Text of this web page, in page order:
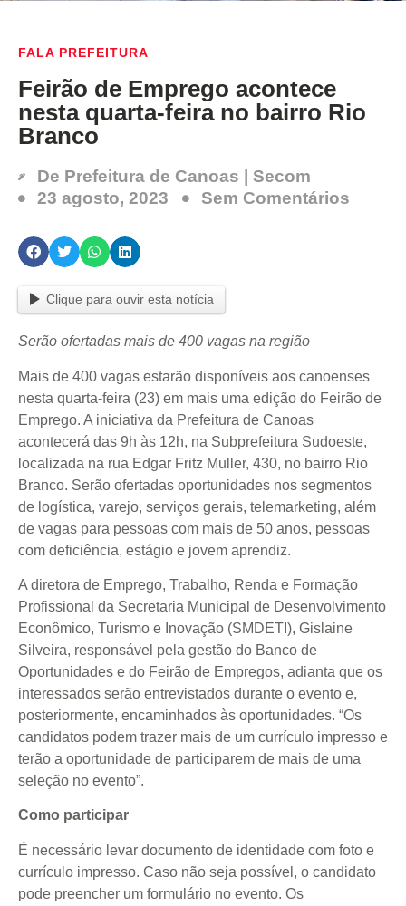
FALA PREFEITURA
Feirão de Emprego acontece
nesta quarta-feira no bairro Rio
Branco
De Prefeitura de Canoas | Secom
23 agosto, 2023
Sem Comentários
Clique para ouvir esta notícia
Serão ofertadas mais de 400 vagas na região
Mais de 400 vagas estarão disponíveis aos canoenses
nesta quarta-feira (23) em mais uma edição do Feirão de
Emprego. A iniciativa da Prefeitura de Canoas
acontecerá das 9h às 12h, na Subprefeitura Sudoeste,
localizada na rua Edgar Fritz Muller, 430, no bairro Rio
Branco. Serão ofertadas oportunidades nos segmentos
de logística, varejo, serviços gerais, telemarketing, além
de vagas para pessoas com mais de 50 anos, pessoas
com deficiência, estágio e jovem aprendiz.
A diretora de Emprego, Trabalho, Renda e Formação
Profissional da Secretaria Municipal de Desenvolvimento
Econômico, Turismo e Inovação (SMDETI), Gislaine
Silveira, responsável pela gestão do Banco de
Oportunidades e do Feirão de Empregos, adianta que os
interessados serão entrevistados durante o evento e,
posteriormente, encaminhados às oportunidades. “Os
candidatos podem trazer mais de um currículo impresso e
terão a oportunidade de participarem de mais de uma
seleção no evento”.
Como participar
É necessário levar documento de identidade com foto e
currículo impresso. Caso não seja possível, o candidato
pode preencher um formulário no evento. Os